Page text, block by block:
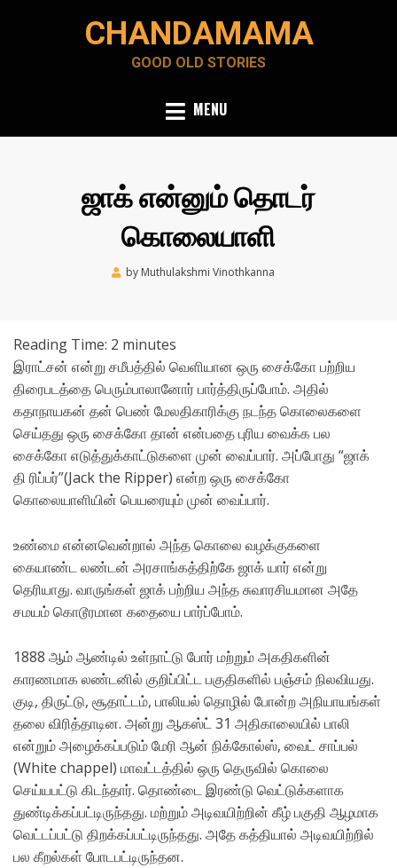
CHANDAMAMA
GOOD OLD STORIES
MENU
ஜாக்‌ என்னும்‌ தொடர்‌
கொலையாளி
by Muthulakshmi Vinothkanna
Reading Time: 2 minutes
இராட்சன்‌ என்று சமீபத்தில்‌ வெளியான ஒரு சைக்கோ பற்றிய
திரைபடத்தை பெரும்பாலானோர்‌ பார்த்திருப்போம்‌. அதில்‌
கதாநாயகன்‌ தன்‌ பெண்‌ மேலதிகாரிக்கு நடந்த கொலைகளை
செய்தது ஒரு சைக்கோ தான்‌ என்பதை புரிய வைக்க பல
சைக்கோ எடுத்துக்காட்டுகளை முன்‌ வைப்பார்‌. அப்போது “ஜாக்‌
தி ரிப்பர்‌”(Jack the Ripper) என்ற ஒரு சைக்கோ
கொலையாளியின்‌ பெயரையும்‌ முன்‌ வைப்பார்‌.
உண்மை என்னவென்றால்‌ அந்த கொலை வழக்குகளை
கையாண்ட லண்டன்‌ அரசாங்கத்திற்கே ஜாக்‌ யார்‌ என்று
தெரியாது. வாருங்கள்‌ ஜாக்‌ பற்றிய அந்த சுவாரசியமான அதே
சமயம்‌ கொடூரமான கதையை பார்ப்போம்‌.
1888 ஆம்‌ ஆண்டில்‌ உள்நாட்டு போர்‌ மற்றும்‌ அகதிகளின்‌
காரணமாக லண்டனில்‌ குறிப்பிட்ட பகுதிகளில்‌ பஞ்சம்‌ நிலவியது.
குடி, திருட்டு, சூதாட்டம்‌, பாலியல்‌ தொழில்‌ போன்ற அநியாயங்கள்‌
தலை விரித்தாடின. அன்று ஆகஸ்ட்‌ 31 அதிகாலையில்‌ பாலி
என்றும்‌ அழைக்கப்படும்‌ மேரி ஆன்‌ நிக்கோல்ஸ்‌, வைட்‌ சாப்பல்‌
(White chappel) மாவட்டத்தில்‌ ஒரு தெருவில்‌ கொலை
செய்யபட்டு கிடந்தார்‌. தொண்டை இரண்டு வெட்டுக்களாக
துண்டிக்கப்பட்டிருந்தது. மற்றும்‌ அடிவயிற்றின்‌ கீழ்‌ பகுதி ஆழமாக
வெட்டப்பட்டு திறக்கப்பட்டிருந்தது. அதே கத்தியால்‌ அடிவயிற்றில்‌
பல கீறல்கள்‌ போடபட்டிருந்தன.